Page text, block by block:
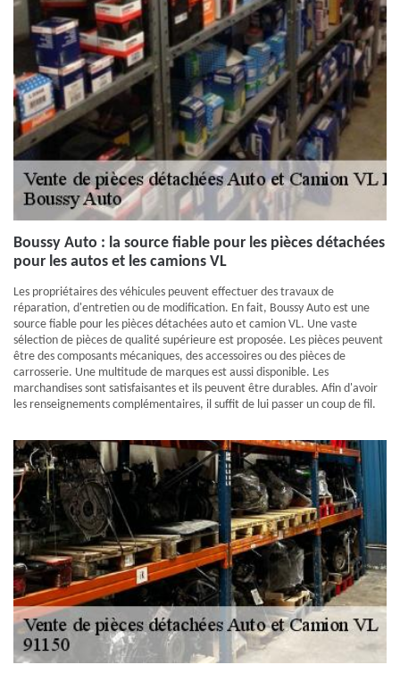
Boussy Auto : la source fiable pour les pièces détachées
pour les autos et les camions VL
Les propriétaires des véhicules peuvent effectuer des travaux de
réparation, d'entretien ou de modification. En fait, Boussy Auto est une
source fiable pour les pièces détachées auto et camion VL. Une vaste
sélection de pièces de qualité supérieure est proposée. Les pièces peuvent
être des composants mécaniques, des accessoires ou des pièces de
carrosserie. Une multitude de marques est aussi disponible. Les
marchandises sont satisfaisantes et ils peuvent être durables. Afin d'avoir
les renseignements complémentaires, il suffit de lui passer un coup de fil.